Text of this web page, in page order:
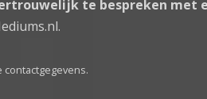
te bespreken met